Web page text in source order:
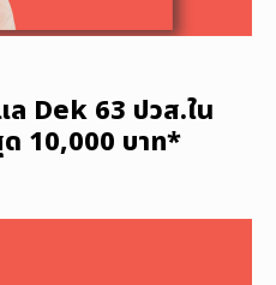
ล Dek 63 ปวส.ใน
10,000 บาท*